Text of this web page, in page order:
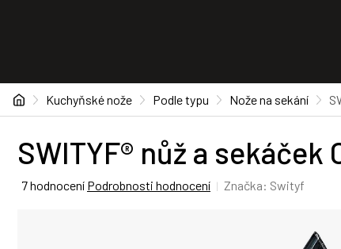
DomůKuchyňské nože Podle typu Nože na sekání
SWITYF® nůž a sekáček
Průměrné
7 hodnocení Podrobnosti hodnocení Značka: Swityf